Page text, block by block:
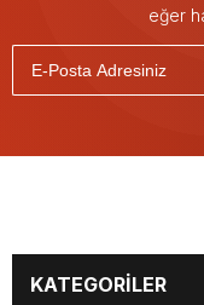
eğer
KATEGORİLER